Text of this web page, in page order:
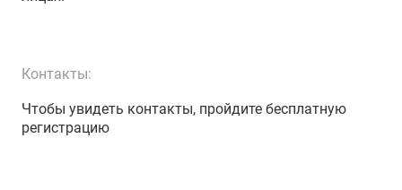
Контакты:
Чтобы увидеть контакты, пройдите бесплатную
регистрацию